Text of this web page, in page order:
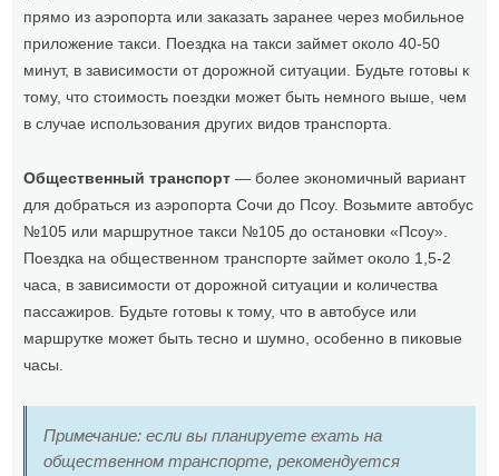
прямо из аэропорта или заказать заранее через мобильное
приложение такси. Поездка на такси займет около 40-50
минут, в зависимости от дорожной ситуации. Будьте готовы к
тому, что стоимость поездки может быть немного выше, чем
в случае использования других видов транспорта.
Общественный транспорт — более экономичный вариант
для добраться из аэропорта Сочи до Псоу. Возьмите автобус
№105 или маршрутное такси №105 до остановки «Псоу».
Поездка на общественном транспорте займет около 1,5-2
часа, в зависимости от дорожной ситуации и количества
пассажиров. Будьте готовы к тому, что в автобусе или
маршрутке может быть тесно и шумно, особенно в пиковые
часы.
Примечание: если вы планируете ехать на
общественном транспорте, рекомендуется